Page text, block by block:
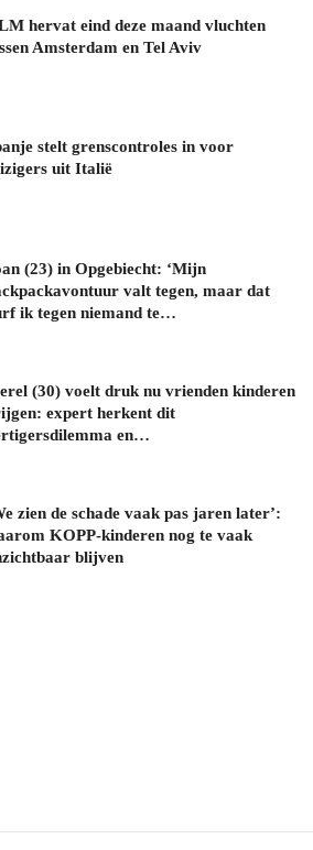
hervat eind deze maand vluchten
Amsterdam en Tel Aviv
stelt grenscontroles in voor
uit Italië
(23) in Opgebiecht: ‘Mijn
valt tegen, maar dat
ik tegen niemand te…
(30) voelt druk nu vrienden kinderen
expert herkent dit
en…
zien de schade vaak pas jaren later’:
KOPP-kinderen nog te vaak
blijven